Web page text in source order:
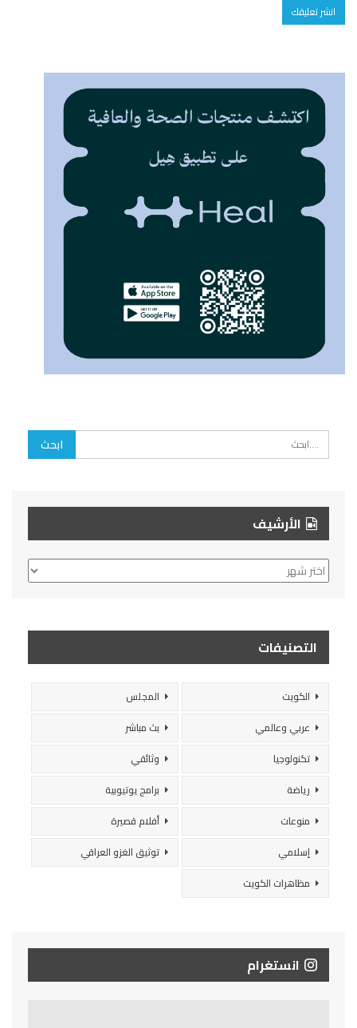
الأرشيف
الأرشيف
التصنيفات
الكويت
المجلس
عربي وعالمي
بث مباشر
تكنولوجيا
وثائقي
رياضة
برامج يوتيوبية
منوعات
أفلام قصيرة
إسلامي
توثيق الغزو العراقي
مظاهرات الكويت
انستغرام